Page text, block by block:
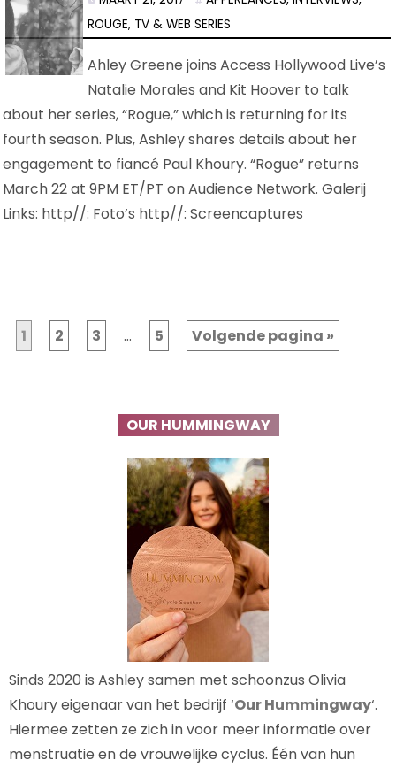
ROUGE, TV & WEB SERIES
Ahley Greene joins Access Hollywood Live’s
Natalie Morales and Kit Hoover to talk
about her series, “Rogue,” which is returning for its
fourth season. Plus, Ashley shares details about her
engagement to fiancé Paul Khoury. “Rogue” returns
March 22 at 9PM ET/PT on Audience Network. Galerij
Links: http//: Foto’s http//: Screencaptures
1 2 3 … 5 Volgende pagina »
OUR HUMMINGWAY
Sinds 2020 is Ashley samen met schoonzus Olivia
Khoury eigenaar van het bedrijf ‘Our Hummingway‘.
Hiermee zetten ze zich in voor meer informatie over
menstruatie en de vrouwelijke cyclus. Één van hun